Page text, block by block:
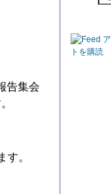
告集会
。
トを購読